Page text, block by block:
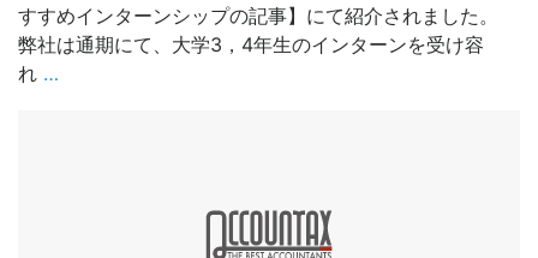
すすめインターンシップの記事】にて紹介されました。
弊社は通期にて、大学3，4年生のインターンを受け容
れ …